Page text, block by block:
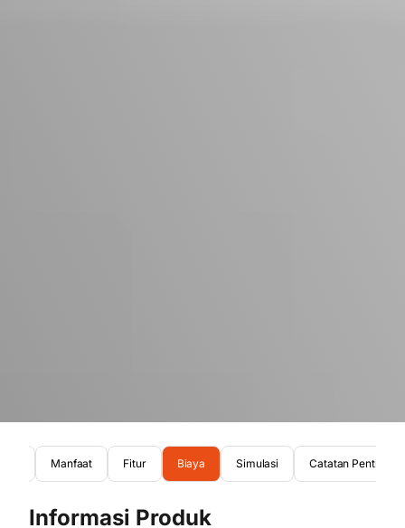
Manfaat Fitur Biaya Simulasi Catatan Penting
Informasi Produk